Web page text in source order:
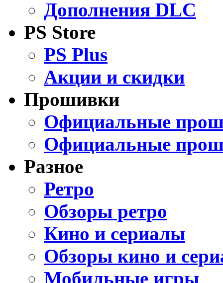
Дополнения DLC
PS Store
PS Plus
Акции и скидки
Прошивки
Официальные
Официальные
Разное
Ретро
Обзоры ретро
Кино и сериалы
Обзоры кино и
Мобильные игры